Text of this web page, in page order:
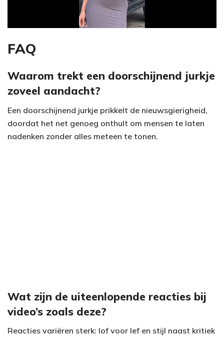
a
V
d
e
FAQ
Waarom trekt een doorschijnend jurkje
zoveel aandacht?
Een doorschijnend jurkje prikkelt de nieuwsgierigheid,
doordat het net genoeg onthult om mensen te laten
nadenken zonder alles meteen te tonen.
Wat zijn de uiteenlopende reacties bij
video’s zoals deze?
Reacties variëren sterk: lof voor lef en stijl naast kritiek